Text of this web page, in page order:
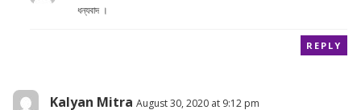
ধন্যবাদ ।
REPLY
Kalyan Mitra August 30, 2020 at 9:12 pm